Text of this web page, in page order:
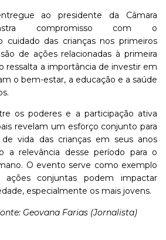
ao presidente da Câmara
compromisso com o
cuidado das crianças nos primeiros
de ações relacionadas à primeira
ressalta a importância de investir em
o bem-estar, a educação e a saúde
os poderes e a participação ativa
revelam um esforço conjunto para
vida das crianças em seus anos
a relevância desse período para o
O evento serve como exemplo
conjuntas podem impactar
especialmente os mais jovens.
Geovana Farias (Jornalista)